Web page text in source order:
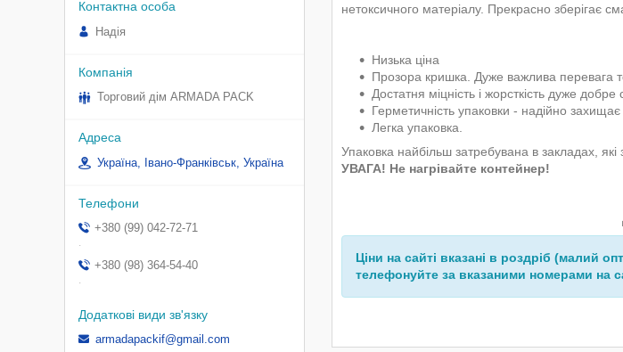
нетоксичного матеріалу. Прекрасно зберігає
Низька ціна
Прозора кришка. Дуже важлива перевага
Достатня міцність і жорсткість дуже
Герметичність упаковки - надійно захищає
Легка упаковка.
Упаковка найбільш затребувана в закладах, які
УВАГА! Не нагрівайте контейнер!
Ціни на сайті вказані в роздріб (малий
телефонуйте за вказаними номерами на
Надія
Торговий дім ARMADA PACK
Україна, Івано-Франківськ, Україна
+380 (99) 042-72-71
.
+380 (98) 364-54-40
.
armadapackif@gmail.com